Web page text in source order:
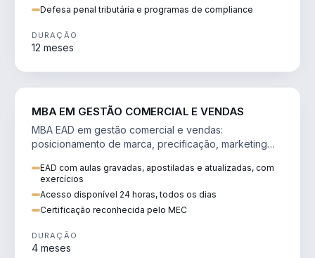
Defesa penal tributária e programas de compliance
DURAÇÃO
12 meses
MBA EM GESTÃO COMERCIAL E VENDAS
MBA EAD em gestão comercial e vendas:
posicionamento de marca, precificação, marketing
EAD com aulas gravadas, apostiladas e atualizadas, com
exercícios
Acesso disponível 24 horas, todos os dias
Certificação reconhecida pelo MEC
DURAÇÃO
4 meses